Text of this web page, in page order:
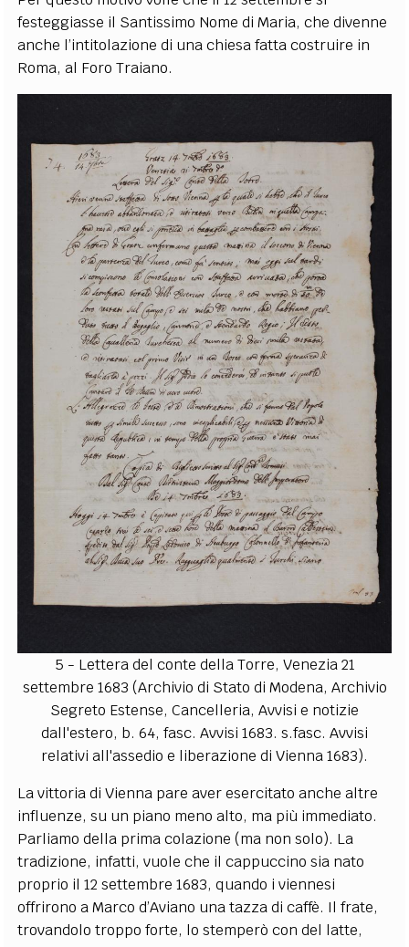
festeggiasse il Santissimo Nome di Maria, che divenne
anche l’intitolazione di una chiesa fatta costruire in
Roma, al Foro Traiano.
5 - Lettera del conte della Torre, Venezia 21
settembre 1683 (Archivio di Stato di Modena, Archivio
Segreto Estense, Cancelleria, Avvisi e notizie
dall'estero, b. 64, fasc. Avvisi 1683. s.fasc. Avvisi
relativi all'assedio e liberazione di Vienna 1683).
La vittoria di Vienna pare aver esercitato anche altre
influenze, su un piano meno alto, ma più immediato.
Parliamo della prima colazione (ma non solo). La
tradizione, infatti, vuole che il cappuccino sia nato
proprio il 12 settembre 1683, quando i viennesi
offrirono a Marco d’Aviano una tazza di caffè. Il frate,
trovandolo troppo forte, lo stemperò con del latte,